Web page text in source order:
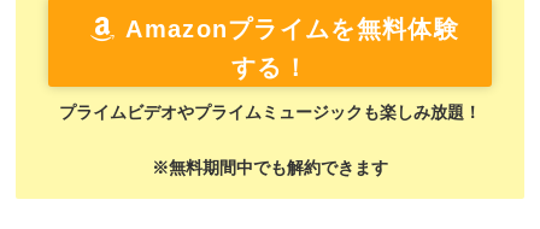
Amazonプライムを無料体験
する！
プライムビデオやプライムミュージックも楽しみ放題！
※無料期間中でも解約できます